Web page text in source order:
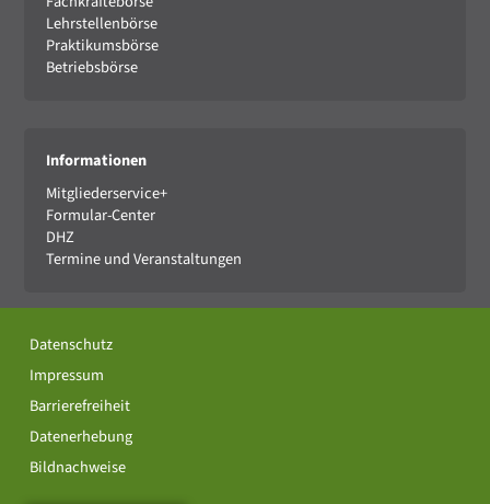
Lehrstellenbörse
Praktikumsbörse
Betriebsbörse
Informationen
Mitgliederservice+
Formular-Center
DHZ
Termine und Veranstaltungen
Datenschutz
Impressum
Barrierefreiheit
Datenerhebung
Bildnachweise